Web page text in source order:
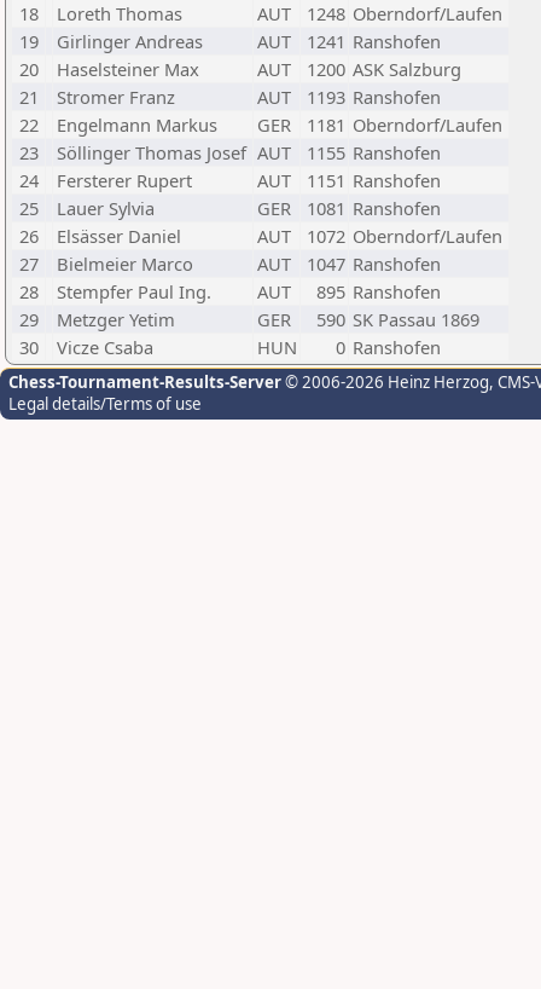
18
Loreth Thomas AUT 1248 Oberndorf/Laufen
19
Girlinger Andreas AUT 1241 Ranshofen
20
Haselsteiner Max AUT 1200 ASK Salzburg
21
Stromer Franz AUT 1193 Ranshofen
22
Engelmann Markus GER 1181 Oberndorf/Laufen
23
Söllinger Thomas Josef AUT 1155 Ranshofen
24
Fersterer Rupert AUT 1151 Ranshofen
25
Lauer Sylvia GER 1081 Ranshofen
26
Elsässer Daniel AUT 1072 Oberndorf/Laufen
27
Bielmeier Marco AUT 1047 Ranshofen
28
Stempfer Paul Ing. AUT 895 Ranshofen
29
Metzger Yetim GER 590 SK Passau 1869
30
Vicze Csaba HUN 0 Ranshofen
Chess-Tournament-Results-Server© 2006-2026 Heinz Herzog,
Legal details/Terms of use